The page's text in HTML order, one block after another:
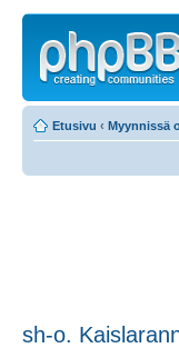
Etusivu ‹ Myynnissä
sh-o.